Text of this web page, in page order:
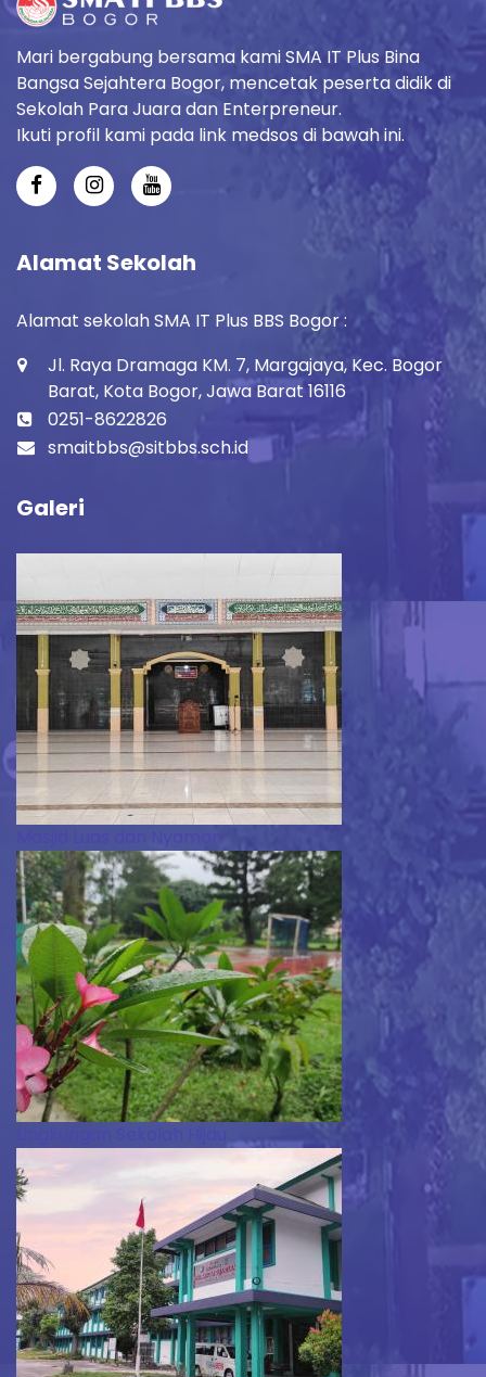
Mari bergabung bersama kami SMA IT Plus Bina
Bangsa Sejahtera Bogor, mencetak peserta didik di
Sekolah Para Juara dan Enterpreneur.
Ikuti profil kami pada link medsos di bawah ini.
Alamat Sekolah
Alamat sekolah SMA IT Plus BBS Bogor :
Jl. Raya Dramaga KM. 7, Margajaya, Kec. Bogor
Barat, Kota Bogor, Jawa Barat 16116
0251-8622826
smaitbbs@sitbbs.sch.id
Galeri
Masjid Luas dan Nyaman
Lingkungan Sekolah Hijau